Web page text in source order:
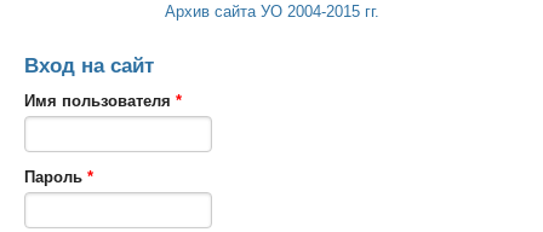
Архив сайта УО 2004-2015 гг.
Вход на сайт
Имя пользователя *
Пароль *